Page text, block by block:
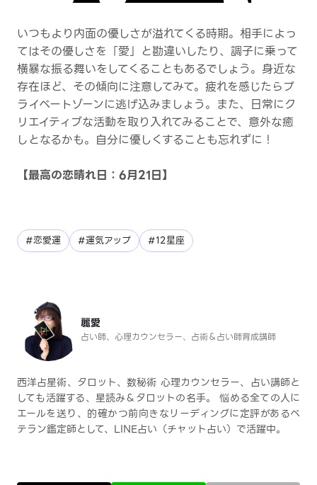
いつもより内面の優しさが溢れてくる時期。相手によっ
てはその優しさを「愛」と勘違いしたり、調子に乗って
横暴な振る舞いをしてくることもあるでしょう。身近な
存在ほど、その傾向に注意してみて。疲れを感じたらプ
ライベートゾーンに逃げ込みましょう。また、日常にク
リエイティブな活動を取り入れてみることで、意外な癒
しとなるかも。自分に優しくすることも忘れずに！
【最高の恋晴れ日：6月21日】
#恋愛運 #運気アップ #12星座
麗愛
占い師、心理カウンセラー、占術＆占い師育成講師
西洋占星術、タロット、数秘術 心理カウンセラー、占い講師と
しても活躍する、星読み＆タロットの名手。 悩める全ての人に
エールを送り、的確かつ前向きなリーディングに定評があるベ
テラン鑑定師として、LINE占い（チャット占い）で活躍中。